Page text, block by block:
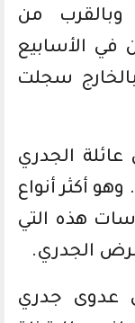
وبالقرب من
في الأسابيع
سجلت
الجدري
أكثر أنواع
هذه التي
الجدري.
عدوى جدري